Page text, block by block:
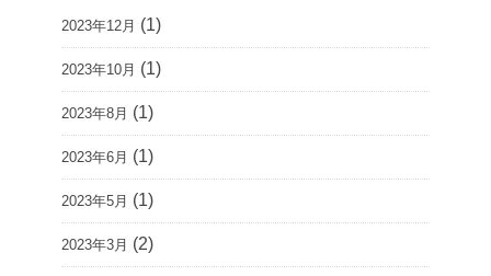
2023年12月 (1)
2023年10月 (1)
2023年8月 (1)
2023年6月 (1)
2023年5月 (1)
2023年3月 (2)